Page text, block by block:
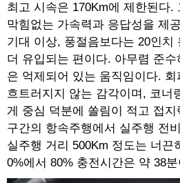
최고 시속은 170Km에 제한된다.
막힘없는 가속력과 응답성을 제
기대 이상, 풍절음보다는 20인치
더 유입되는 편이다. 아무렴 준
은 억제되어 있는 움직임이다.
흐트러지지 않는 감각이며, 코너
게 중심 덕분에 쏠림이 적고 접
구간의 항속주행에서 실주행 전
실주행 거리 500Km 정도는 너끈
0%에서 80% 충전시간은 약 38